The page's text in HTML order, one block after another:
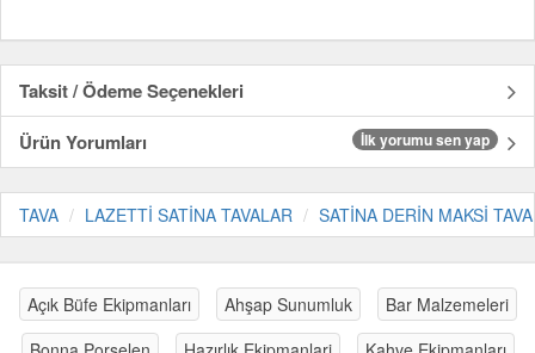
Taksit / Ödeme Seçenekleri
Ürün Yorumları
İlk yorumu sen yap
TAVA LAZETTİ SATİNA TAVALAR SATİNA DERİN MAKSİ TAVA
Açık Büfe Ekipmanları Ahşap Sunumluk
Bar Malzemeleri